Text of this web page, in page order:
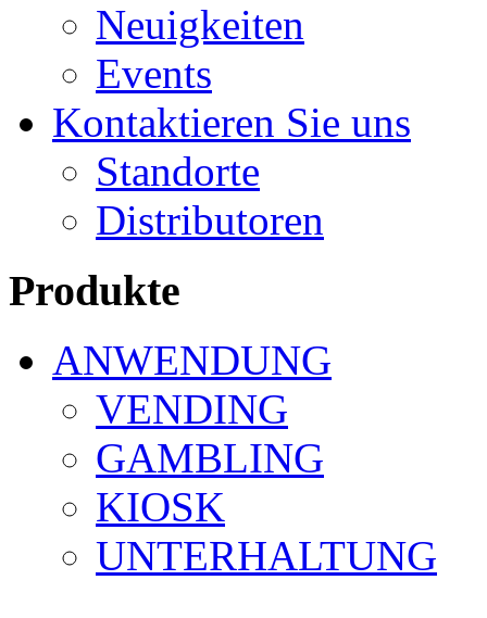
Neuigkeiten
Events
Kontaktieren Sie uns
Standorte
Distributoren
Produkte
ANWENDUNG
VENDING
GAMBLING
KIOSK
UNTERHALTUNG